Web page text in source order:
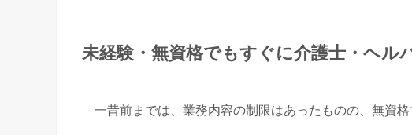
未経験・無資格でもすぐに介護士・ヘル
一昔前までは、業務内容の制限はあったものの、無資